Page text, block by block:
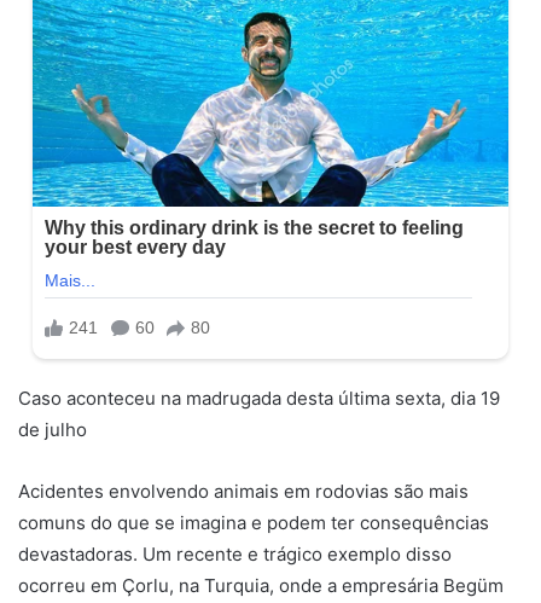
Caso aconteceu na madrugada desta última sexta, dia 19
de julho
Acidentes envolvendo animais em rodovias são mais
comuns do que se imagina e podem ter consequências
devastadoras. Um recente e trágico exemplo disso
ocorreu em Çorlu, na Turquia, onde a empresária Begüm